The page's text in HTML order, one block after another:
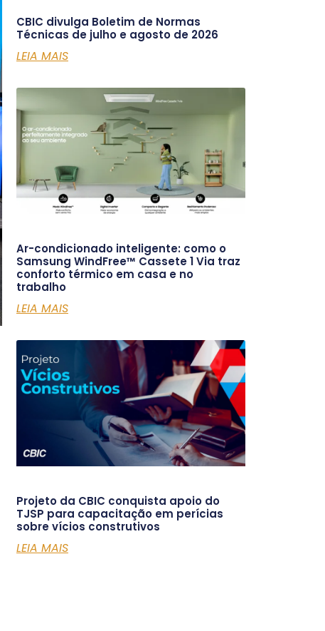
CBIC divulga Boletim de Normas
Técnicas de julho e agosto de 2026
LEIA MAIS
Ar-condicionado inteligente: como o
Samsung WindFree™ Cassete 1 Via traz
conforto térmico em casa e no
trabalho
LEIA MAIS
Projeto da CBIC conquista apoio do
TJSP para capacitação em perícias
sobre vícios construtivos
LEIA MAIS